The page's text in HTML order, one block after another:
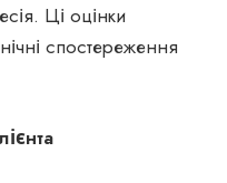
Ці оцінки
спостереження